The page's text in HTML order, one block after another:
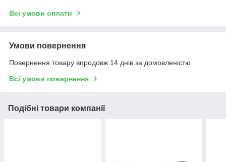
Всі умови оплати
Умови повернення
Повернення товару впродовж 14 днів за домовленістю
Всі умови повернення
Подібні товари компанії